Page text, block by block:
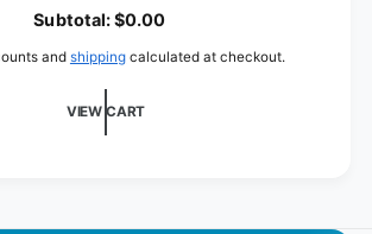
Subtotal:$0.00
and shipping calculated at checkout.
VIEW CART